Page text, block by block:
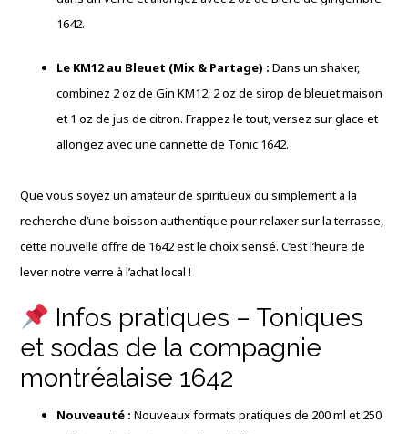
1642.
Le KM12 au Bleuet (Mix & Partage) : Dans un shaker,
combinez 2 oz de Gin KM12, 2 oz de sirop de bleuet maison
et 1 oz de jus de citron. Frappez le tout, versez sur glace et
allongez avec une cannette de Tonic 1642.
Que vous soyez un amateur de spiritueux ou simplement à la
recherche d’une boisson authentique pour relaxer sur la terrasse,
cette nouvelle offre de 1642 est le choix sensé. C’est l’heure de
lever notre verre à l’achat local !
Infos pratiques – Toniques
et sodas de la compagnie
montréalaise 1642
Nouveauté : Nouveaux formats pratiques de 200 ml et 250